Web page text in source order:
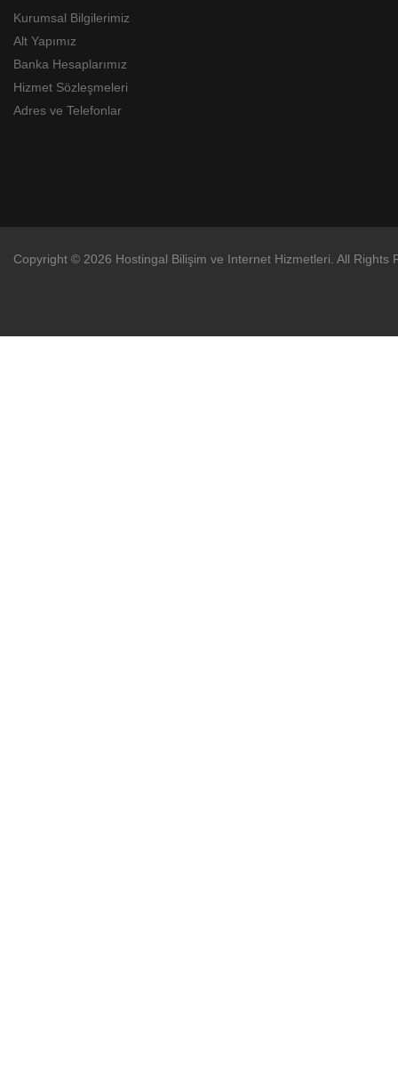
Kurumsal Bilgilerimiz
Alt Yapımız
Banka Hesaplarımız
Hizmet Sözleşmeleri
Adres ve Telefonlar
Copyright © 2026 Hostingal Bilişim ve Internet Hizmetleri. All Rights